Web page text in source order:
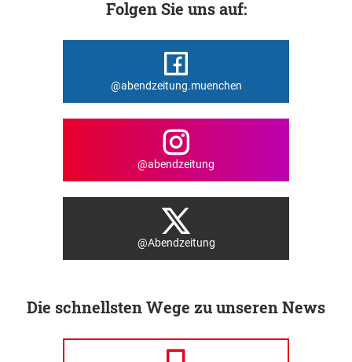
Folgen Sie uns auf:
@abendzeitung.muenchen
@abendzeitung
@Abendzeitung
Die schnellsten Wege zu unseren News